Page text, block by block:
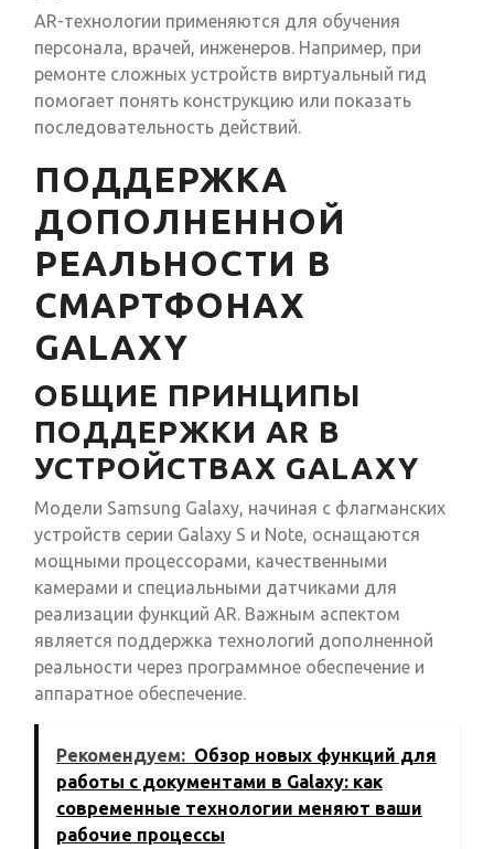
AR-технологии применяются для обучения
персонала, врачей, инженеров. Например, при
ремонте сложных устройств виртуальный гид
помогает понять конструкцию или показать
последовательность действий.
ПОДДЕРЖКА
ДОПОЛНЕННОЙ
РЕАЛЬНОСТИ В
СМАРТФОНАХ
GALAXY
ОБЩИЕ ПРИНЦИПЫ
ПОДДЕРЖКИ AR В
УСТРОЙСТВАХ GALAXY
Модели Samsung Galaxy, начиная с флагманских
устройств серии Galaxy S и Note, оснащаются
мощными процессорами, качественными
камерами и специальными датчиками для
реализации функций AR. Важным аспектом
является поддержка технологий дополненной
реальности через программное обеспечение и
аппаратное обеспечение.
Рекомендуем: Обзор новых функций для
работы с документами в Galaxy: как
современные технологии меняют ваши
рабочие процессы